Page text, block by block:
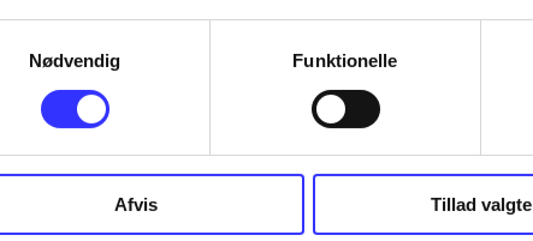
Nødvendig
Funktionelle
Afvis Tillad valgte
...